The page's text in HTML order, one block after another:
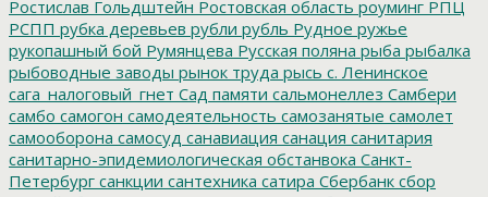
Ростислав Гольдштейн Ростовская область роуминг РПЦ
РСПП рубка деревьев рубли рубль Рудное ружье
рукопашный бой Румянцева Русская поляна рыба рыбалка
рыбоводные заводы рынок труда рысь с. Ленинское
сага_налоговый_гнет Сад памяти сальмонеллез Самбери
самбо самогон самодеятельность самозанятые самолет
самооборона самосуд санавиация санация санитария
санитарно-эпидемиологическая обстанвока Санкт-
Петербург санкции сантехника сатира Сбербанк сбор